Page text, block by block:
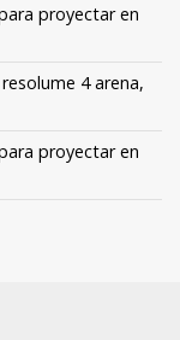
proyectar en
4 arena,
proyectar en